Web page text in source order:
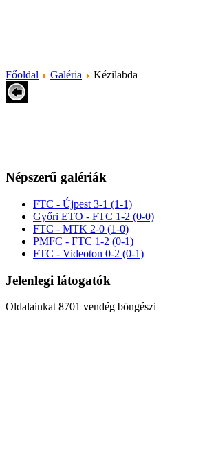
Főoldal Galéria Kézilabda
Népszerű galériák
FTC - Újpest 3-1 (1-1)
Győri ETO - FTC 1-2 (0-0)
FTC - MTK 2-0 (1-0)
PMFC - FTC 1-2 (0-1)
FTC - Videoton 0-2 (0-1)
Jelenlegi látogatók
Oldalainkat 8701 vendég böngészi